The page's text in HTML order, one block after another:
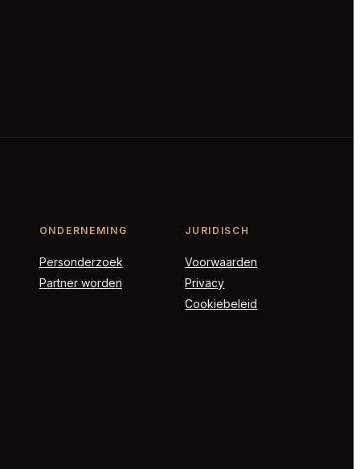
ONDERNEMING
Personderzoek
Partner worden
JURIDISCH
Voorwaarden
Privacy
Cookiebeleid